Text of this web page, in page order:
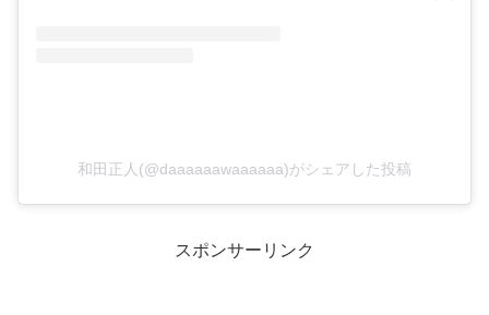
和田正人(@daaaaaawaaaaaa)がシェアした投稿
スポンサーリンク